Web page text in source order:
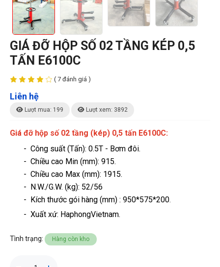
GIÁ ĐỠ HỘP SỐ 02 TẦNG KÉP 0,5
TẤN E6100C
( 7 đánh giá )
Liên hệ
Lượt mua: 199 Lượt xem: 3892
Giá đỡ hộp số 02 tầng (kép) 0,5 tấn E6100C:
- Công suất (Tấn): 0.5T - Bơm đôi.
- Chiều cao Min (mm): 915.
- Chiều cao Max (mm): 1915.
- N.W./G.W. (kg): 52/56
- Kích thước gói hàng (mm) : 950*575*200.
- Xuất xứ: HaphongVietnam.
Tình trạng: Hàng còn kho